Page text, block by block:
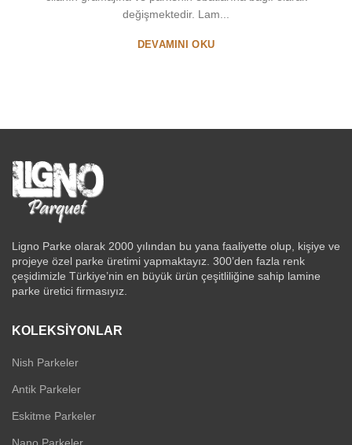
değişmektedir. Lam...
DEVAMINI OKU
Ligno Parke olarak 2000 yılından bu yana faaliyette olup, kişiye ve
projeye özel parke üretimi yapmaktayız. 300’den fazla renk
çeşidimizle Türkiye’nin en büyük ürün çeşitliliğine sahip lamine
parke üretici firmasıyız.
KOLEKSIYONLAR
Nish Parkeler
Antik Parkeler
Eskitme Parkeler